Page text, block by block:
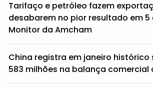
Tarifaço e petróleo fazem
desabarem no pior resultado em
Monitor da Amcham
China registra em janeiro histórico
583 milhões na balança comercial